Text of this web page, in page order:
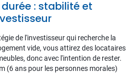
: stabilité et
de l'investisseur qui recherche la
vide, vous attirez des locataires
donc avec l'intention de rester.
(6 ans pour les personnes morales)